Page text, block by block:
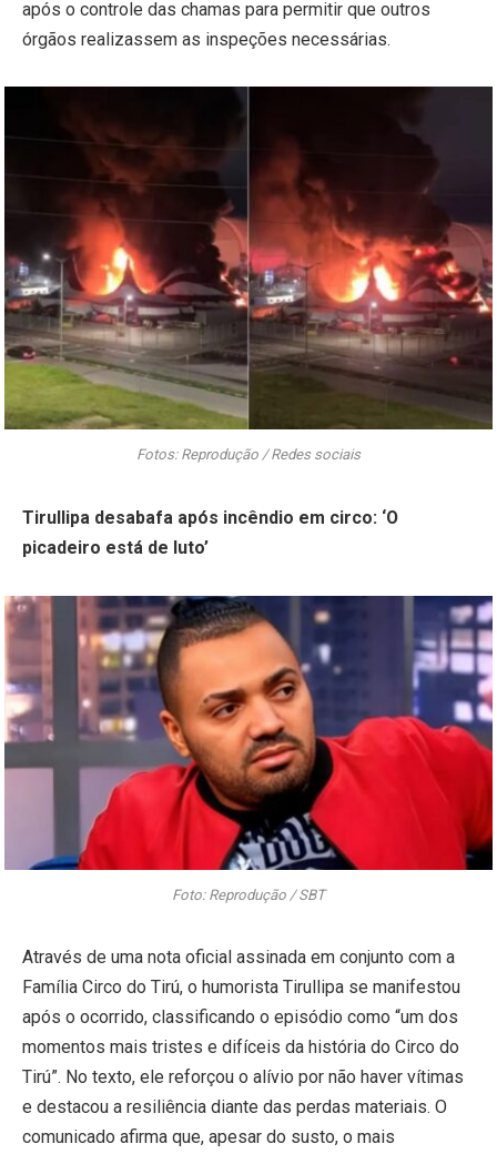
após o controle das chamas para permitir que outros
órgãos realizassem as inspeções necessárias.
​Fotos: Reprodução / Redes sociais
Tirullipa desabafa após incêndio em circo: ‘O
picadeiro está de luto’
​Foto: Reprodução / SBT
Através de uma nota oficial assinada em conjunto com a
Família Circo do Tirú, o humorista Tirullipa se manifestou
após o ocorrido, classificando o episódio como “um dos
momentos mais tristes e difíceis da história do Circo do
Tirú”. No texto, ele reforçou o alívio por não haver vítimas
e destacou a resiliência diante das perdas materiais. O
comunicado afirma que, apesar do susto, o mais